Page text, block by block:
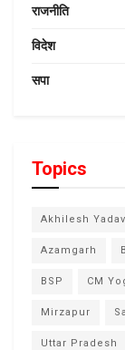
राजनीति
विदेश
सपा
Topics
Akhilesh Yadav
Azamgarh
BSP CM
Mirzapur
Uttar Pradesh